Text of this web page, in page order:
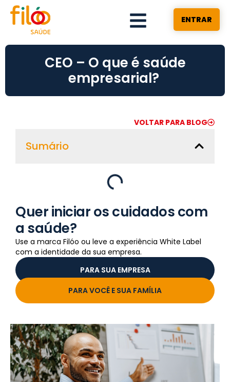
ENTRAR
CEO – O que é saúde
empresarial?
VOLTAR PARA BLOG
Sumário
Quer iniciar os cuidados com
a saúde?
Use a marca Filóo ou leve a experiência White Label
com a identidade da sua empresa.
PARA SUA EMPRESA
PARA VOCÊ E SUA FAMÍLIA